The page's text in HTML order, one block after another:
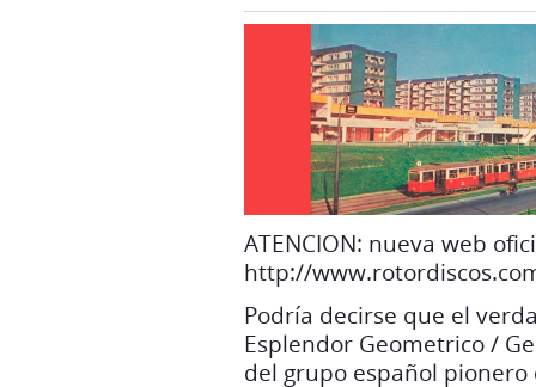
ATENCION: nueva web
http://
Podría decirse que el
Esplendor Geometrico /
del grupo español pionero
GEOMETRICO. En 1985
E.G.) y Andres Noarbe
cuya primera referencia